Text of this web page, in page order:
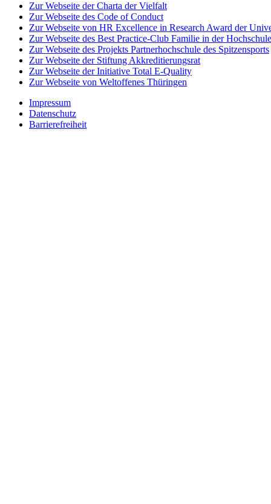
Zur Webseite der Charta der Vielfalt
Zur Webseite des Code of Conduct
Zur Webseite von HR Excellence in Research Award der
Zur Webseite des Best Practice-Club Familie in der Hochschule
Zur Webseite des Projekts Partnerhochschule des Spitzensports
Zur Webseite der Stiftung Akkreditierungsrat
Zur Webseite der Initiative Total E-Quality
Zur Webseite von Weltoffenes Thüringen
Impressum
Datenschutz
Barrierefreiheit